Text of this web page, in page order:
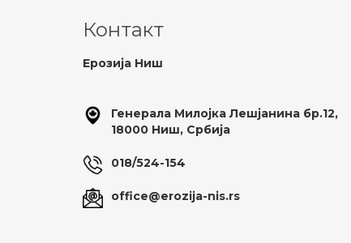
Контакт
Ерозија Ниш
Генерала Милојка Лешјанина бр.12,
18000 Ниш, Србија
018/524-154
office@erozija-nis.rs